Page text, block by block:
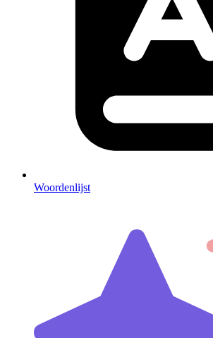
Woordenlijst